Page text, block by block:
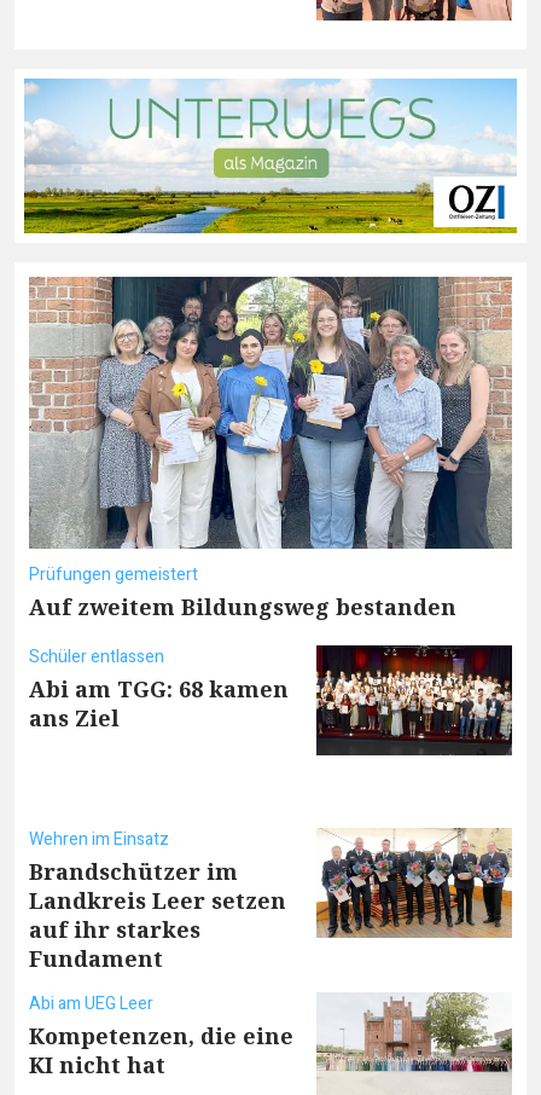
Prüfungen gemeistert
Auf zweitem Bildungsweg bestanden
Schüler entlassen
Abi am TGG: 68 kamen
ans Ziel
Wehren im Einsatz
Brandschützer im
Landkreis Leer setzen
auf ihr starkes
Fundament
Abi am UEG Leer
Kompetenzen, die eine
KI nicht hat